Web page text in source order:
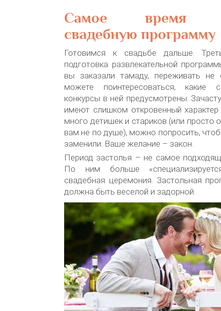
Самое время
свадебную программу
Готовимся к свадьбе дальше.
подготовка развлекательной
вы заказали тамаду, переживать
можете поинтересоваться, какие
конкурсы в ней предусмотрены.
имеют слишком откровенный
много детишек и стариков (или просто
вам не по душе), можно попросить,
заменили. Ваше желание – закон.
Период застолья – не самое
По ним больше
свадебная церемония. Застольная
должна быть веселой и задорной.